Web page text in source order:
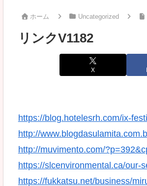
ホーム Uncategorized
リンクV1182
X
https://blog.hotelesrh.com/ix-
http://
http://muvimento.com/
https://slcenvironmental.ca/our-
https://fukkatsu.net/business/